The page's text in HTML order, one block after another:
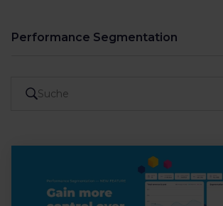
Performance Segmentation